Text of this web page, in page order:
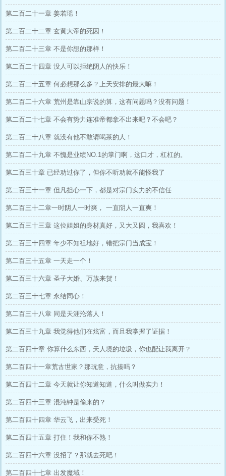
第二百二十一章 姜若瑶！
第二百二十二章 玄黄大帝的死因！
第二百二十三章 不是你想的那样！
第二百二十四章 没人可以拒绝阴人的快乐！
第二百二十五章 何必想那么多？上天安排的最大嘛！
第二百二十六章 荒州是靠山宗说的算，这有问题吗？没有问题！
第二百二十七章 不会有势力连准帝都拿不出来吧？不会吧？
第二百二十八章 就没有他不敢请喝茶的人！
第二百二十九章 不愧是业绩NO.1的掌门啊，这口才，杠杠的。
第二百三十章 已经劝过你了，但你不听劝就不能怪我了
第二百三十一章 但凡担心一下，都是对宗门实力的不信任
第二百三十二章一时阴人一时爽， 一直阴人一直爽！
第二百三十三章 这位姐姐的身材真好，又大又圆，我喜欢！
第二百三十四章 年少不知祖地好，错把宗门当成宝！
第二百三十五章 一天走一个！
第二百三十六章 圣子大婚、万族来贺！
第二百三十七章 永结同心！
第二百三十八章 同是天涯沦落人！
第二百三十九章 我觉得他们在炫富，而且我掌握了证据！
第二百四十章 你算什么东西，天人境的垃圾，你也配让我离开？
第二百四十一章荒古世家？那玩意，抗揍吗？
第二百四十二章 今天就让你知道知道，什么叫做实力！
第二百四十三章 混沌钟是偷来的？
第二百四十四章 华云飞，出来受死！
第二百四十五章 打住！我和你不熟！
第二百四十六章 没招了？那就去死吧！
第二百四十七章 出发魔域！